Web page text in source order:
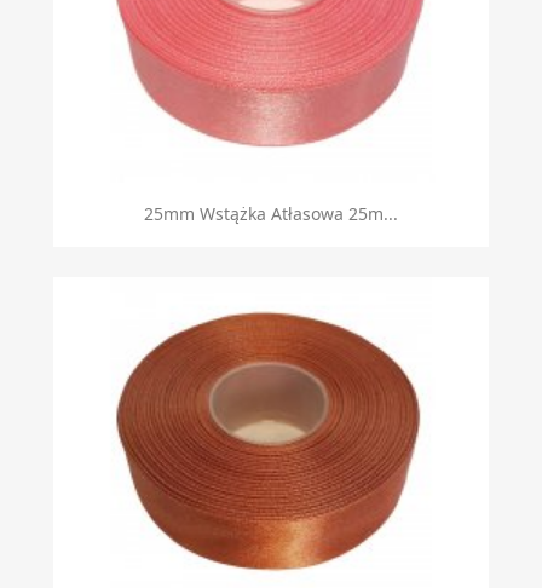
25mm Wstążka Atłasowa 25m...